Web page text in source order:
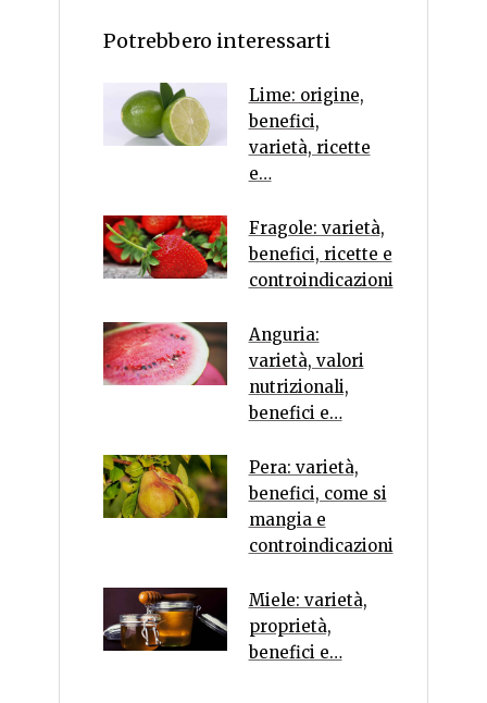
Potrebbero interessarti
Lime: origine,
benefici,
varietà, ricette
e…
Fragole: varietà,
benefici, ricette e
controindicazioni
Anguria:
varietà, valori
nutrizionali,
benefici e…
Pera: varietà,
benefici, come si
mangia e
controindicazioni
Miele: varietà,
proprietà,
benefici e…